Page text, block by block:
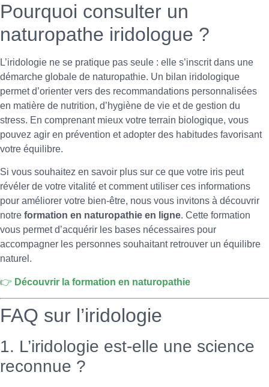
Pourquoi consulter un
naturopathe iridologue ?
L’iridologie ne se pratique pas seule : elle s’inscrit dans une
démarche globale de naturopathie. Un bilan iridologique
permet d’orienter vers des recommandations personnalisées
en matière de nutrition, d’hygiène de vie et de gestion du
stress. En comprenant mieux votre terrain biologique, vous
pouvez agir en prévention et adopter des habitudes favorisant
votre équilibre.
Si vous souhaitez en savoir plus sur ce que votre iris peut
révéler de votre vitalité et comment utiliser ces informations
pour améliorer votre bien-être, nous vous invitons à découvrir
notre formation en naturopathie en ligne. Cette formation
vous permet d’acquérir les bases nécessaires pour
accompagner les personnes souhaitant retrouver un équilibre
naturel.
👉 Découvrir la formation en naturopathie
FAQ sur l’iridologie
1. L’iridologie est-elle une science
reconnue ?